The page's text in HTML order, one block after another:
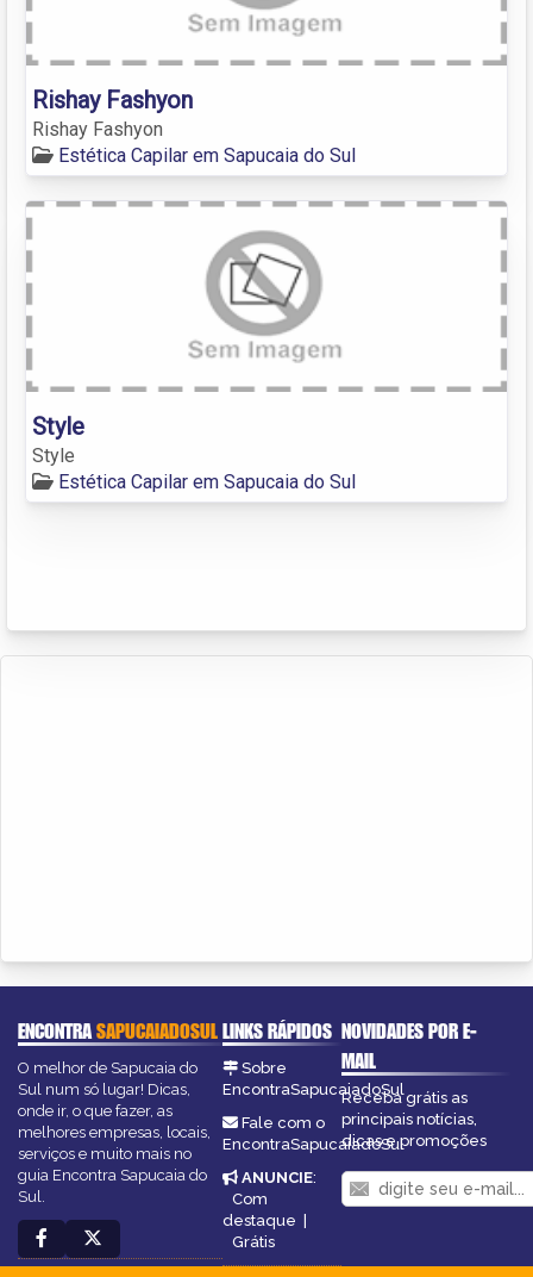
Rishay Fashyon
Rishay Fashyon
Estética Capilar em Sapucaia do Sul
Style
Style
Estética Capilar em Sapucaia do Sul
ENCONTRASAPUCAIADOSUL
O melhor de Sapucaia do
Sul num só lugar! Dicas,
onde ir, o que fazer, as
melhores empresas, locais,
serviços e muito mais no
guia Encontra Sapucaia do
Sul.
LINKS RÁPIDOS
Sobre
EncontraSapucaiadoSul
Fale com o
EncontraSapucaiadoSul
ANUNCIE:
Com
destaque |
Grátis
NOVIDADES POR E-
MAIL
Receba grátis as
principais notícias,
dicas e promoções